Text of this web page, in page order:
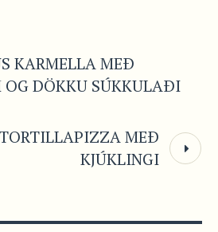
KARMELLA MEÐ
OG DÖKKU SÚKKULAÐI
MEÐ
KJÚKLINGI